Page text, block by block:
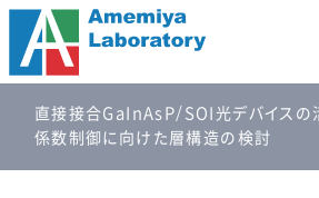
直接接合GaInAsP/SOI光デバイスの
係数制御に向けた層構造の検討